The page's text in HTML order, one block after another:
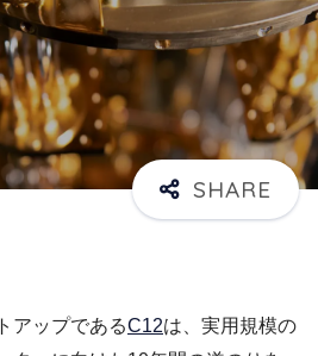
アップであるC12は、実用規模の